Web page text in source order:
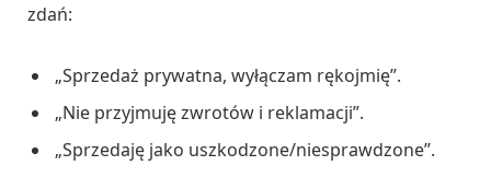
zdań:
„Sprzedaż prywatna, wyłączam rękojmię”.
„Nie przyjmuję zwrotów i reklamacji”.
„Sprzedaję jako uszkodzone/niesprawdzone”.